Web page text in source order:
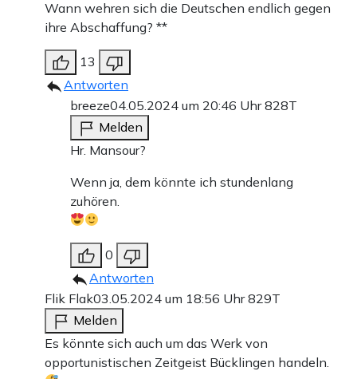
Wann wehren sich die Deutschen endlich gegen
ihre Abschaffung? **
13
Antworten
breeze04.05.2024 um 20:46 Uhr828T
Melden
Hr. Mansour?
Wenn ja, dem könnte ich stundenlang
zuhören.
0
Antworten
Flik Flak03.05.2024 um 18:56 Uhr829T
Melden
Es könnte sich auch um das Werk von
opportunistischen Zeitgeist Bücklingen handeln.